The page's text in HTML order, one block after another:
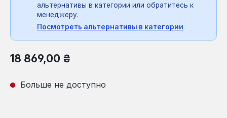
альтернативы в категории или обратитесь к
менеджеру.
Посмотреть альтернативы в категории
Обычная цена:
18 869,00 ₴
Больше не доступно